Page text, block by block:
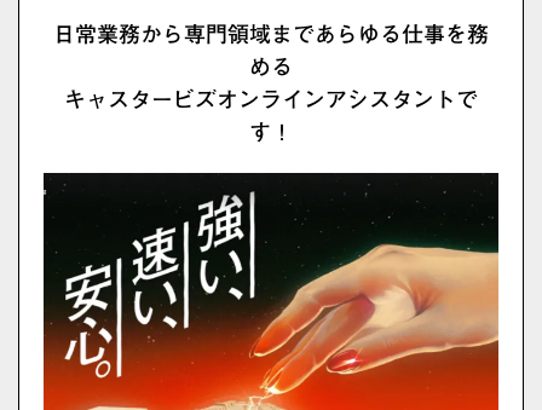
日常業務から専門領域まであらゆる仕事を務
める
キャスタービズオンラインアシスタントで
す！